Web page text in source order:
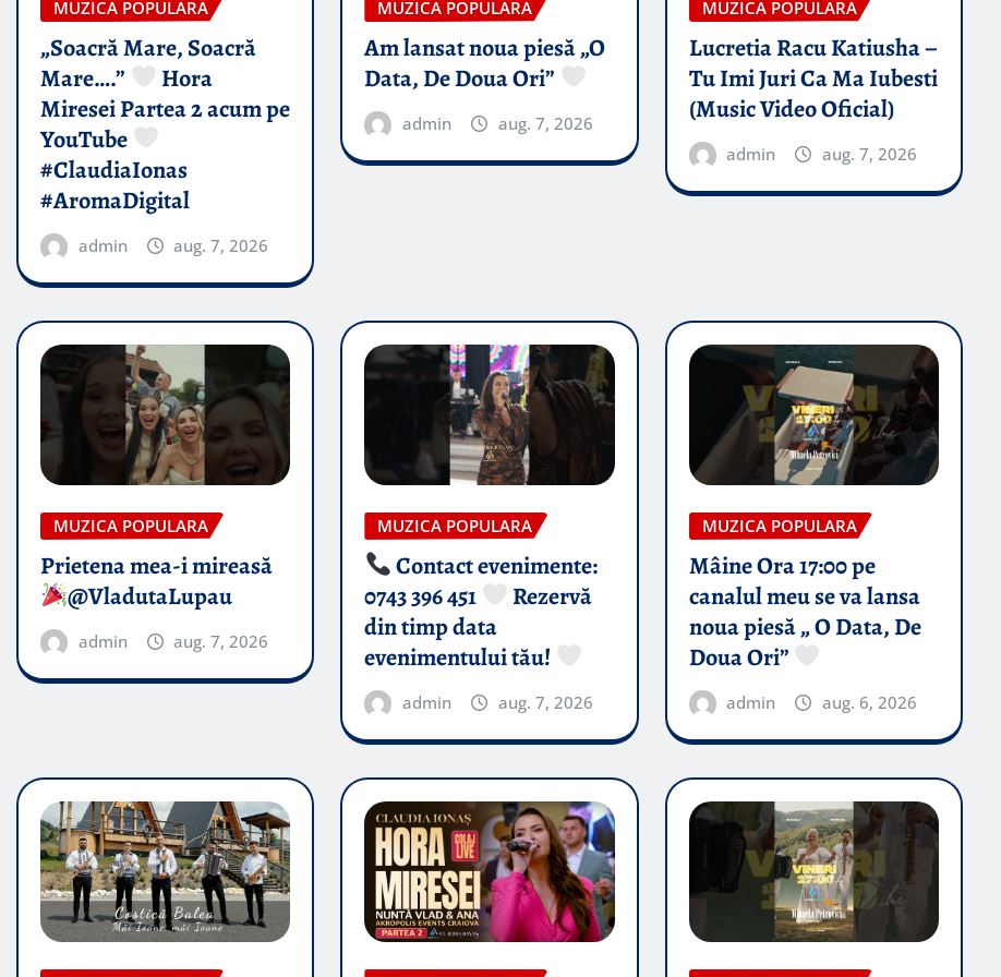
MUZICA POPULARA
„Soacră Mare, Soacră
Mare….”
Hora
Miresei Partea 2 acum pe
YouTube
#ClaudiaIonas
#AromaDigital
admin aug. 7, 2026
MUZICA POPULARA
Am lansat noua piesă „O
Data, De Doua Ori”
admin aug. 7, 2026
MUZICA POPULARA
Lucretia Racu Katiusha –
Tu Imi Juri Ca Ma Iubesti
(Music Video Oficial)
admin aug. 7, 2026
MUZICA POPULARA
Prietena mea-i mireasă​
@VladutaLupau
admin aug. 7, 2026
MUZICA POPULARA
Contact evenimente:
0743 396 451
Rezervă
din timp data
evenimentului tău!
admin aug. 7, 2026
MUZICA POPULARA
Mâine Ora 17:00 pe
canalul meu se va lansa
noua piesă „ O Data, De
Doua Ori”
admin aug. 6, 2026